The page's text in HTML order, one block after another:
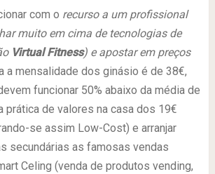
com o recurso a um profissional
muito em cima de tecnologias de
Virtual Fitness) e apostar em preços
a mensalidade dos ginásio é de 38€,
funcionar 50% abaixo da média de
prática de valores na casa dos 19€
se assim Low-Cost) e arranjar
secundárias as famosas vendas
Celing (venda de produtos vending,